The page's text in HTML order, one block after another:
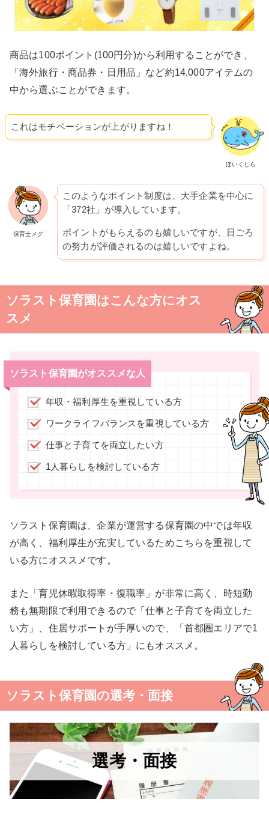
商品は100ポイント(100円分)から利用することができ、
「海外旅行・商品券・日用品」など約14,000アイテムの
中から選ぶことができます。
ほいくじら
これはモチベーションが上がりますね！
保育士メグ
このようなポイント制度は、大手企業を中心に
「372社」が導入しています。
ポイントがもらえるのも嬉しいですが、日ごろ
の努力が評価されるのは嬉しいですよね。
ソラスト保育園はこんな方にオス
スメ
ソラスト保育園がオススメな人
年収・福利厚生を重視している方
ワークライフバランスを重視している方
仕事と子育てを両立したい方
1人暮らしを検討している方
ソラスト保育園は、企業が運営する保育園の中では年収
が高く、福利厚生が充実しているためこちらを重視して
いる方にオススメです。
また「育児休暇取得率・復職率」が非常に高く、時短勤
務も無期限で利用できるので「仕事と子育てを両立した
い方」、住居サポートが手厚いので、「首都圏エリアで1
人暮らしを検討している方」にもオススメ。
ソラスト保育園の選考・面接
選考・面接